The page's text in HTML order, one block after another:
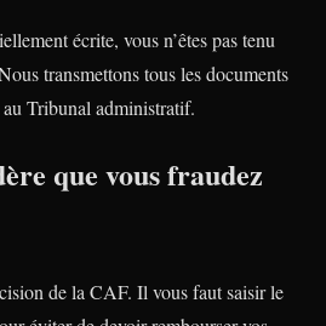
écrite, vous n’êtes pas tenu
transmettons tous les documents
au Tribunal administratif.
que vous fraudez
de la CAF. Il vous faut saisir le